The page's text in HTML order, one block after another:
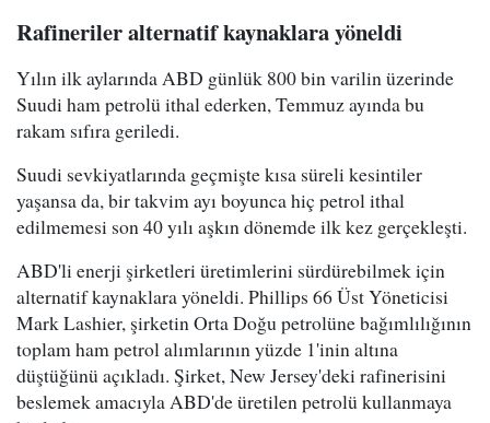
Rafineriler alternatif kaynaklara yöneldi
Yılın ilk aylarında ABD günlük 800 bin varilin üzerinde
Suudi ham petrolü ithal ederken, Temmuz ayında bu
rakam sıfıra geriledi.
Suudi sevkiyatlarında geçmişte kısa süreli kesintiler
yaşansa da, bir takvim ayı boyunca hiç petrol ithal
edilmemesi son 40 yılı aşkın dönemde ilk kez gerçekleşti.
ABD'li enerji şirketleri üretimlerini sürdürebilmek için
alternatif kaynaklara yöneldi. Phillips 66 Üst Yöneticisi
Mark Lashier, şirketin Orta Doğu petrolüne bağımlılığının
toplam ham petrol alımlarının yüzde 1'inin altına
düştüğünü açıkladı. Şirket, New Jersey'deki rafinerisini
beslemek amacıyla ABD'de üretilen petrolü kullanmaya